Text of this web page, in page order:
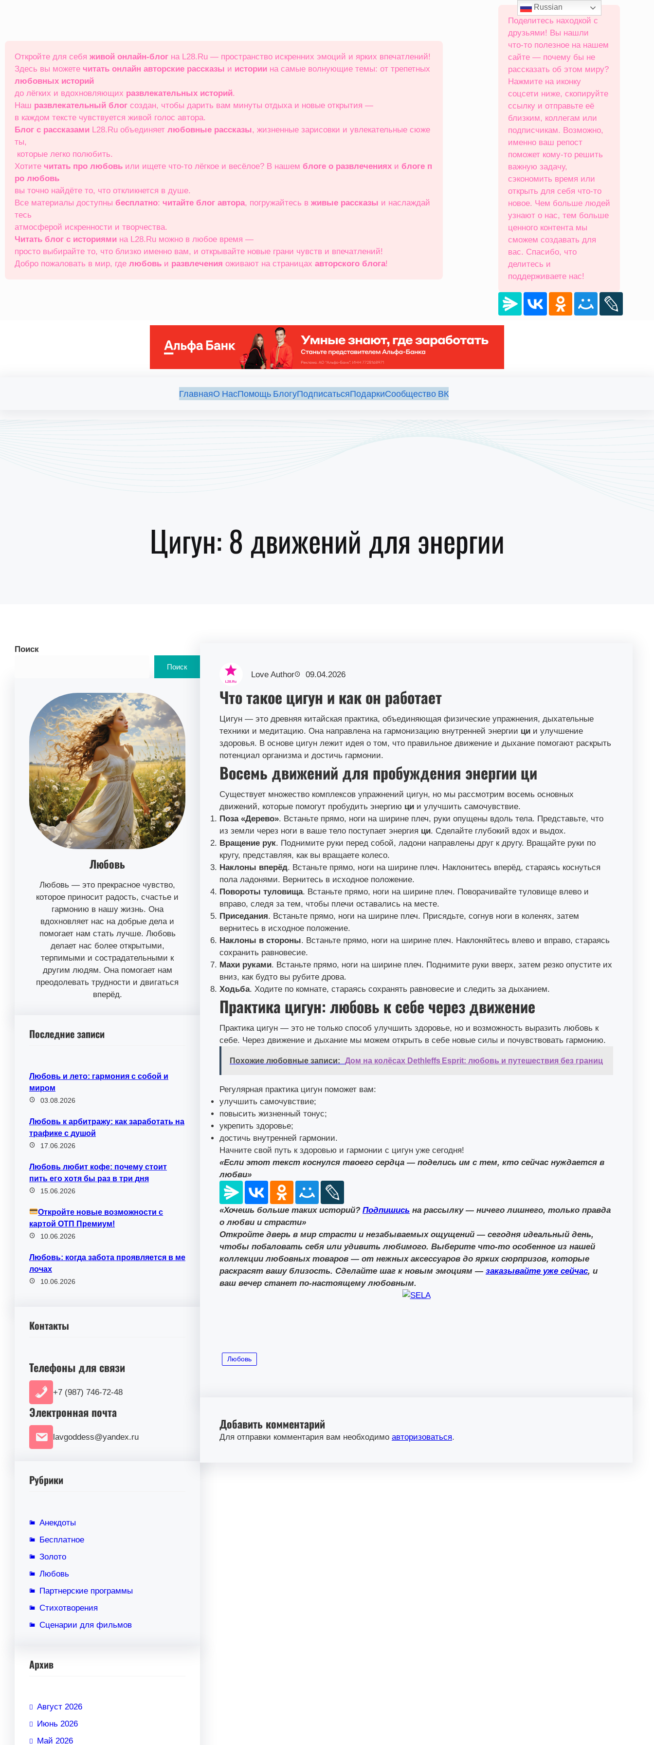
Откройте для себя живой онлайн‑блог на L28.Ru — пространство искренних эмоций и ярких впечатлений!
Здесь вы можете читать онлайн авторские рассказы и истории на самые волнующие темы: от трепетных
любовных историй
до лёгких и вдохновляющих развлекательных историй.
Наш развлекательный блог создан, чтобы дарить вам минуты отдыха и новые открытия —
в каждом тексте чувствуется живой голос автора.
Блог с рассказами L28.Ru объединяет любовные рассказы, жизненные зарисовки и увлекательные сюже
ты,
которые легко полюбить.
Хотите читать про любовь или ищете что‑то лёгкое и весёлое? В нашем блоге о развлечениях и блоге п
ро любовь
вы точно найдёте то, что откликнется в душе.
Все материалы доступны бесплатно: читайте блог автора, погружайтесь в живые рассказы и наслаждай
тесь
атмосферой искренности и творчества.
Читать блог с историями на L28.Ru можно в любое время —
просто выбирайте то, что близко именно вам, и открывайте новые грани чувств и впечатлений!
Добро пожаловать в мир, где любовь и развлечения оживают на страницах авторского блога!
Поделитесь находкой с
друзьями! Вы нашли
что‑то полезное на нашем
сайте — почему бы не
рассказать об этом миру?
Нажмите на иконку
соцсети ниже, скопируйте
ссылку и отправьте её
близким, коллегам или
подписчикам. Возможно,
именно ваш репост
поможет кому‑то решить
важную задачу,
сэкономить время или
открыть для себя что‑то
новое. Чем больше людей
узнают о нас, тем больше
ценного контента мы
сможем создавать для
вас. Спасибо, что
делитесь и
поддерживаете нас!
ГлавнаяО НасПомощь БлогуПодписатьсяПодаркиСообщество ВК
Цигун: 8 движений для энергии
Поиск
Поиск
Любовь
Любовь — это прекрасное чувство,
которое приносит радость, счастье и
гармонию в нашу жизнь. Она
вдохновляет нас на добрые дела и
помогает нам стать лучше. Любовь
делает нас более открытыми,
терпимыми и сострадательными к
другим людям. Она помогает нам
преодолевать трудности и двигаться
вперёд.
Последние записи
Любовь и лето: гармония с собой и
миром
03.08.2026
Любовь к арбитражу: как заработать на
трафике с душой
17.06.2026
Любовь любит кофе: почему стоит
пить его хотя бы раз в три дня
15.06.2026
Откройте новые возможности с
картой ОТП Премиум!
10.06.2026
Любовь: когда забота проявляется в ме
лочах
10.06.2026
Контакты
Телефоны для связи
+7 (987) 746-72-48
Электронная почта
lavgoddess@yandex.ru
Рубрики
Анекдоты
Бесплатное
Золото
Любовь
Партнерские программы
Стихотворения
Сценарии для фильмов
Архив
Август 2026
Июнь 2026
Май 2026
Love Author 09.04.2026
Что такое цигун и как он работает
Цигун — это древняя китайская практика, объединяющая физические упражнения, дыхательные
техники и медитацию. Она направлена на гармонизацию внутренней энергии ци и улучшение
здоровья. В основе цигун лежит идея о том, что правильное движение и дыхание помогают раскрыть
потенциал организма и достичь гармонии.
Восемь движений для пробуждения энергии ци
Существует множество комплексов упражнений цигун, но мы рассмотрим восемь основных
движений, которые помогут пробудить энергию ци и улучшить самочувствие.
Поза «Дерево». Встаньте прямо, ноги на ширине плеч, руки опущены вдоль тела. Представьте, что
из земли через ноги в ваше тело поступает энергия ци. Сделайте глубокий вдох и выдох.
Вращение рук. Поднимите руки перед собой, ладони направлены друг к другу. Вращайте руки по
кругу, представляя, как вы вращаете колесо.
Наклоны вперёд. Встаньте прямо, ноги на ширине плеч. Наклонитесь вперёд, стараясь коснуться
пола ладонями. Вернитесь в исходное положение.
Повороты туловища. Встаньте прямо, ноги на ширине плеч. Поворачивайте туловище влево и
вправо, следя за тем, чтобы плечи оставались на месте.
Приседания. Встаньте прямо, ноги на ширине плеч. Присядьте, согнув ноги в коленях, затем
вернитесь в исходное положение.
Наклоны в стороны. Встаньте прямо, ноги на ширине плеч. Наклоняйтесь влево и вправо, стараясь
сохранить равновесие.
Махи руками. Встаньте прямо, ноги на ширине плеч. Поднимите руки вверх, затем резко опустите их
вниз, как будто вы рубите дрова.
Ходьба. Ходите по комнате, стараясь сохранять равновесие и следить за дыханием.
Практика цигун: любовь к себе через движение
Практика цигун — это не только способ улучшить здоровье, но и возможность выразить любовь к
себе. Через движение и дыхание мы можем открыть в себе новые силы и почувствовать гармонию.
Похожие любовные записи: Дом на колёсах Dethleffs Esprit: любовь и путешествия без границ
Регулярная практика цигун поможет вам:
улучшить самочувствие;
повысить жизненный тонус;
укрепить здоровье;
достичь внутренней гармонии.
Начните свой путь к здоровью и гармонии с цигун уже сегодня!
«Если этот текст коснулся твоего сердца — поделись им с тем, кто сейчас нуждается в
любви»
«Хочешь больше таких историй? Подпишись на рассылку — ничего лишнего, только правда
о любви и страсти»
Откройте дверь в мир страсти и незабываемых ощущений — сегодня идеальный день,
чтобы побаловать себя или удивить любимого. Выберите что-то особенное из нашей
коллекции любовных товаров — от нежных аксессуаров до ярких сюрпризов, которые
раскрасят вашу близость. Сделайте шаг к новым эмоциям — заказывайте уже сейчас, и
ваш вечер станет по-настоящему любовным.
Любовь
Добавить комментарий
Для отправки комментария вам необходимо авторизоваться.
Russian